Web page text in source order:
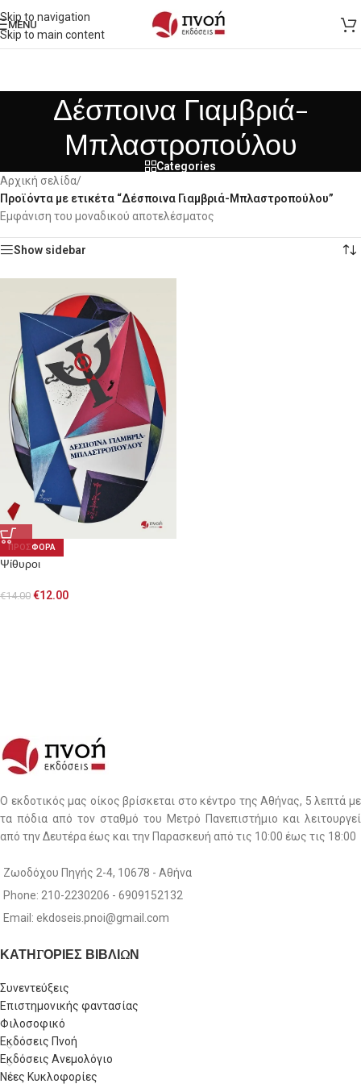
Skip to navigation
Skip to main content
MENU
Δέσποινα Γιαμβριά-
Μπλαστροπούλου
Categories
Αρχική σελίδα/
Προϊόντα με ετικέτα “Δέσποινα Γιαμβριά-Μπλαστροπούλου”
Εμφάνιση του μοναδικού αποτελέσματος
Show sidebar
ΠΡΟΣΦΟΡΑ
Ψίθυροι
€14.00 €12.00
Ο εκδοτικός μας οίκος βρίσκεται στο κέντρο της Αθήνας, 5 λεπτά με
τα πόδια από τον σταθμό του Μετρό Πανεπιστήμιο και λειτουργεί
από την Δευτέρα έως και την Παρασκευή από τις 10:00 έως τις 18:00
Ζωοδόχου Πηγής 2-4, 10678 - Αθήνα
Phone: 210-2230206 - 6909152132
Email: ekdoseis.pnoi@gmail.com
ΚΑΤΗΓΟΡΙΕΣ ΒΙΒΛΙΩΝ
Συνεντεύξεις
Επιστημονικής φαντασίας
Φιλοσοφικό
Εκδόσεις Πνοή
Εκδόσεις Ανεμολόγιο
Νέες Κυκλοφορίες